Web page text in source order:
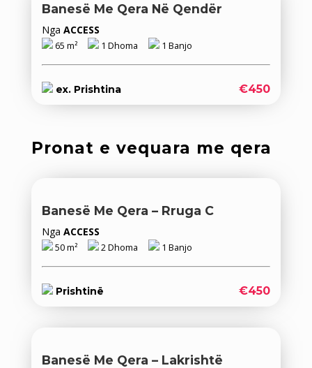
Banesë Me Qera Në Qendër
Nga ACCESS
65 m² 1 Dhoma 1 Banjo
ex. Prishtina €450
Pronat e vequara me qera
Banesë Me Qera – Rruga C
Nga ACCESS
50 m² 2 Dhoma 1 Banjo
Prishtinë €450
Banesë Me Qera – Lakrishtë